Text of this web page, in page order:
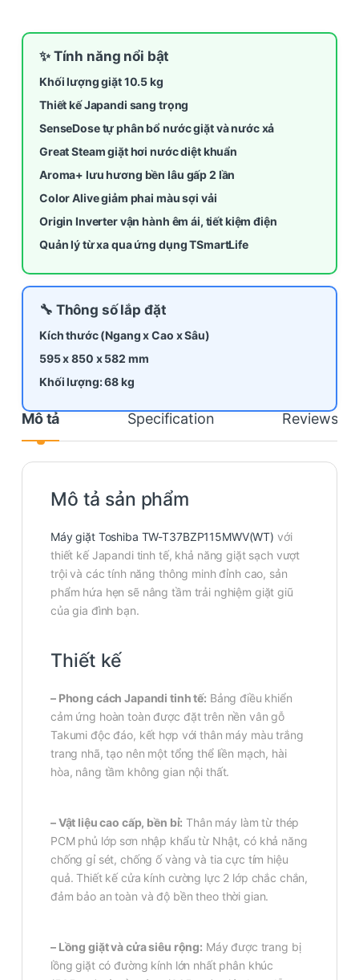
✨ Tính năng nổi bật
Khối lượng giặt 10.5 kg
Thiết kế Japandi sang trọng
SenseDose tự phân bổ nước giặt và nước xả
Great Steam giặt hơi nước diệt khuẩn
Aroma+ lưu hương bền lâu gấp 2 lần
Color Alive giảm phai màu sợi vải
Origin Inverter vận hành êm ái, tiết kiệm điện
Quản lý từ xa qua ứng dụng TSmartLife
🔧 Thông số lắp đặt
Kích thước (Ngang x Cao x Sâu)
595 x 850 x582 mm
Khối lượng: 68 kg
Mô tả Specification Reviews
Mô tả sản phẩm
Máy giặt Toshiba TW-T37BZP115MWV(WT) với
thiết kế Japandi tinh tế, khả năng giặt sạch vượt
trội và các tính năng thông minh đỉnh cao, sản
phẩm hứa hẹn sẽ nâng tầm trải nghiệm giặt giũ
của gia đình bạn.
Thiết kế
– Phong cách Japandi tinh tế: Bảng điều khiển
cảm ứng hoàn toàn được đặt trên nền vân gỗ
Takumi độc đáo, kết hợp với thân máy màu trắng
trang nhã, tạo nên một tổng thể liền mạch, hài
hòa, nâng tầm không gian nội thất.
– Vật liệu cao cấp, bền bỉ: Thân máy làm từ thép
PCM phủ lớp sơn nhập khẩu từ Nhật, có khả năng
chống gỉ sét, chống ố vàng và tia cực tím hiệu
quả. Thiết kế cửa kính cường lực 2 lớp chắc chắn,
đảm bảo an toàn và độ bền theo thời gian.
– Lồng giặt và cửa siêu rộng: Máy được trang bị
lồng giặt có đường kính lớn nhất phân khúc